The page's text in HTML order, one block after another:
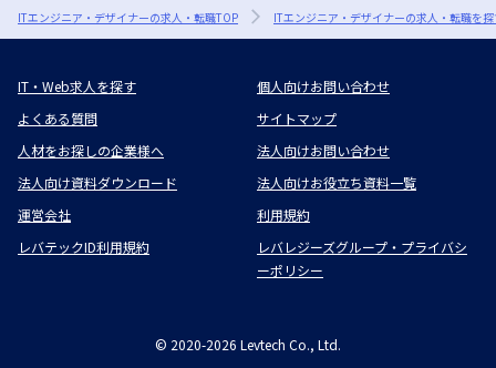
ITエンジニア・デザイナーの求人・転職TOP ITエンジニア・デザイナーの求人・転職を
IT・Web求人を探す
個人向けお問い合わせ
よくある質問
サイトマップ
人材をお探しの企業様へ
法人向けお問い合わせ
法人向け資料ダウンロード
法人向けお役立ち資料一覧
運営会社
利用規約
レバテックID利用規約
レバレジーズグループ・プライバシ
ーポリシー
© 2020-2026 Levtech Co., Ltd.